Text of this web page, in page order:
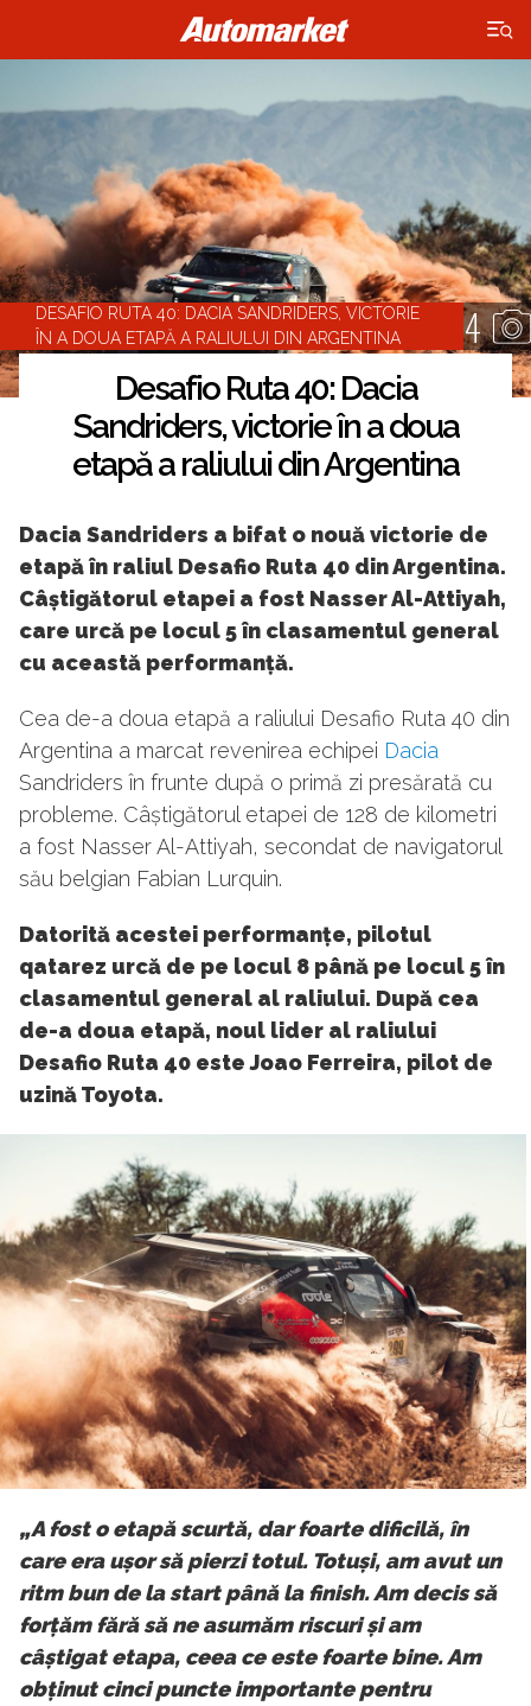
×
DESAFIO RUTA 40: DACIA SANDRIDERS, VICTORIE
ÎN A DOUA ETAPĂ A RALIULUI DIN ARGENTINA
4
Desafio Ruta 40: Dacia
Sandriders, victorie în a doua
etapă a raliului din Argentina
Dacia Sandriders a bifat o nouă victorie de
etapă în raliul Desafio Ruta 40 din Argentina.
Câștigătorul etapei a fost Nasser Al-Attiyah,
care urcă pe locul 5 în clasamentul general
cu această performanță.
Cea de-a doua etapă a raliului Desafio Ruta 40 din
Argentina a marcat revenirea echipei Dacia
Sandriders în frunte după o primă zi presărată cu
probleme. Câștigătorul etapei de 128 de kilometri
a fost Nasser Al-Attiyah, secondat de navigatorul
său belgian Fabian Lurquin.
Datorită acestei performanțe, pilotul
qatarez urcă de pe locul 8 până pe locul 5 în
clasamentul general al raliului. După cea
de-a doua etapă, noul lider al raliului
Desafio Ruta 40 este Joao Ferreira, pilot de
uzină Toyota.
„A fost o etapă scurtă, dar foarte dificilă, în
care era ușor să pierzi totul. Totuși, am avut un
ritm bun de la start până la finish. Am decis să
forțăm fără să ne asumăm riscuri și am
câștigat etapa, ceea ce este foarte bine. Am
obținut cinci puncte importante pentru